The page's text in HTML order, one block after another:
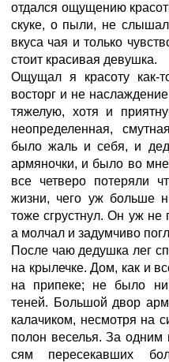
отдался ощущению
скуке, о пыли, не
вкуса чая и только
стоит красивая девушка.
Ощущал я красоту как-
восторг и не
тяжелую, хотя и
неопределенная,
было жаль и себя, и
армяночки, и было во мне
все четверо потеряли
жизни, чего уж больше
тоже сгрустнул. Он уж не
а молчал и задумчиво
После чаю дедушка лег
на крылечке. Дом, как и
на припеке; не было
теней. Большой двор
калачиком, несмотря на
полон веселья. За одним
сям пересекавших